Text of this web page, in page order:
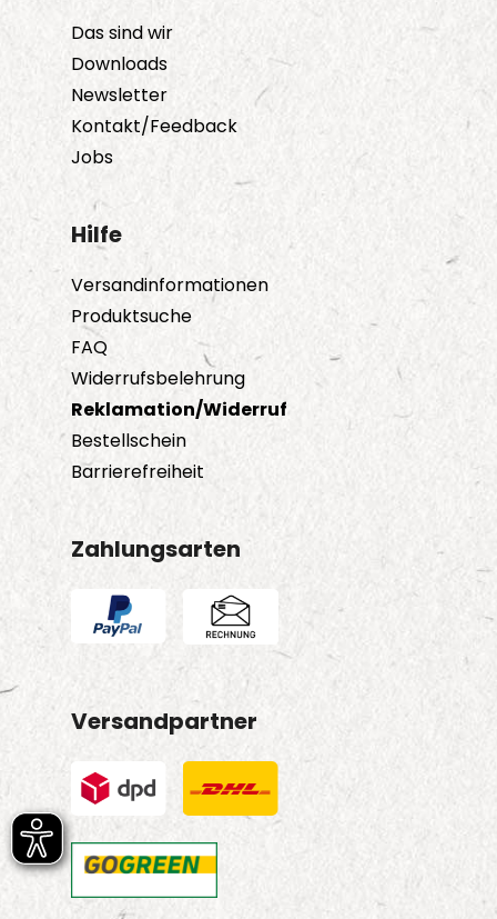
Das sind wir
Downloads
Newsletter
Kontakt/Feedback
Jobs
Hilfe
Versandinformationen
Produktsuche
FAQ
Widerrufsbelehrung
Reklamation/Widerruf
Bestellschein
Barrierefreiheit
Zahlungsarten
Versandpartner